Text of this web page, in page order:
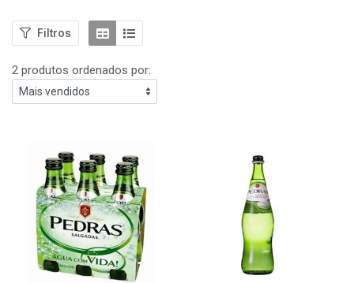
Filtros
2 produtos ordenados por: